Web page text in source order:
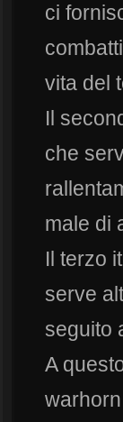
ci
vita del
Il
che
male di
Il terzo
serve
seguito
A